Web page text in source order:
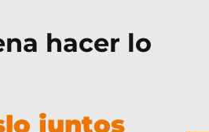
hacer lo
juntos